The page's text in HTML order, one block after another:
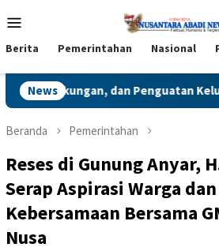
ke
Mobile
Berita Pemerintahan Nasional
News
Keluarga demi Mendukung SDGs
Beranda Pemerintahan
Reses di Gunung Anyar,
Serap Aspirasi Warga
Kebersamaan Bersama
Nusa